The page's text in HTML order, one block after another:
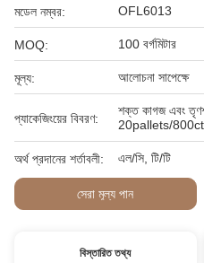
মডেল নম্বর: OFL6013
MOQ: 100 বর্গমিটার
মূল্য: আলোচনা সাপেক্ষে
প্যাকেজিংয়ের বিবরণ:
শক্ত কাগজ এবং
20pallets/
অর্থ প্রদানের শর্তাবলী: এল/সি, টি/টি
সেরা মূল্য পান
বিস্তারিত তথ্য